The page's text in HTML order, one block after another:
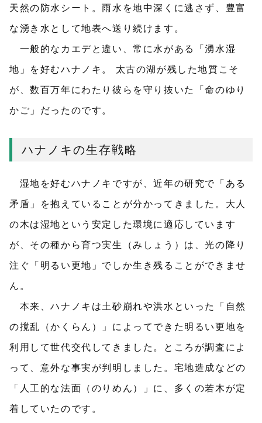
天然の防水シート。雨水を地中深くに逃さず、豊富
な湧き水として地表へ送り続けます。
一般的なカエデと違い、常に水がある「湧水湿
地」を好むハナノキ。 太古の湖が残した地質こそ
が、数百万年にわたり彼らを守り抜いた「命のゆり
かご」だったのです。
ハナノキの生存戦略
湿地を好むハナノキですが、近年の研究で「ある
矛盾」を抱えていることが分かってきました。大人
の木は湿地という安定した環境に適応しています
が、その種から育つ実生（みしょう）は、光の降り
注ぐ「明るい更地」でしか生き残ることができませ
ん。
本来、ハナノキは土砂崩れや洪水といった「自然
の撹乱（かくらん）」によってできた明るい更地を
利用して世代交代してきました。ところが調査によ
って、意外な事実が判明しました。宅地造成などの
「人工的な法面（のりめん）」に、多くの若木が定
着していたのです。